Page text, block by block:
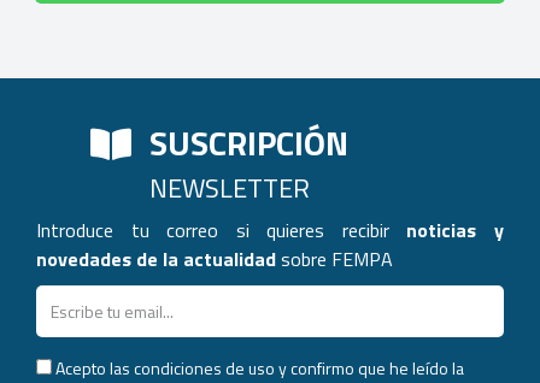
SUSCRIPCIÓN
NEWSLETTER
Introduce tu correo si quieres recibir noticias y
novedades de la actualidadsobre FEMPA
Acepto las condiciones de uso y confirmo que he leído la